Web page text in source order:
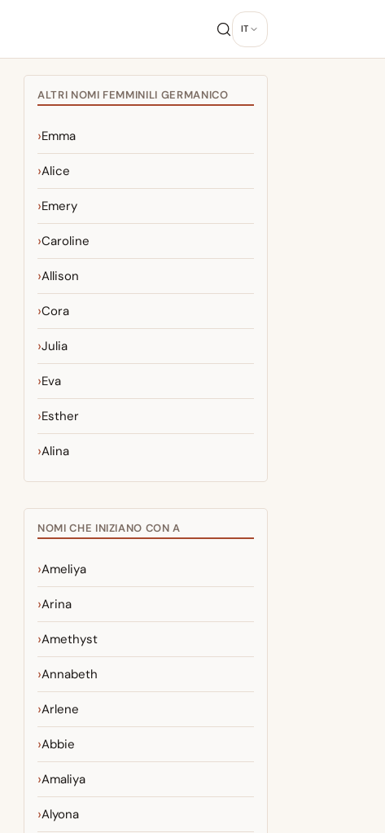
IT
ALTRI NOMI FEMMINILI GERMANICO
Emma
Alice
Emery
Caroline
Allison
Cora
Julia
Eva
Esther
Alina
NOMI CHE INIZIANO CON A
Ameliya
Arina
Amethyst
Annabeth
Arlene
Abbie
Amaliya
Alyona